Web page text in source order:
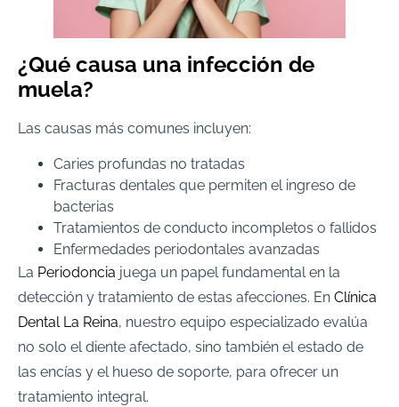
¿Qué causa una infección de
muela?
Las causas más comunes incluyen:
Caries profundas no tratadas
Fracturas dentales que permiten el ingreso de
bacterias
Tratamientos de conducto incompletos o fallidos
Enfermedades periodontales avanzadas
La Periodoncia juega un papel fundamental en la
detección y tratamiento de estas afecciones. En Clínica
Dental La Reina, nuestro equipo especializado evalúa
no solo el diente afectado, sino también el estado de
las encías y el hueso de soporte, para ofrecer un
tratamiento integral.